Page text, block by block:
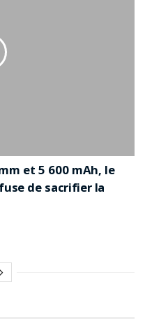
et 5 600 mAh, le
de sacrifier la